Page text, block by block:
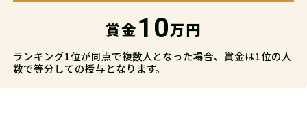
賞金10万円
ランキング1位が同点で複数人となった場合、賞金は1位の人
数で等分しての授与となります。